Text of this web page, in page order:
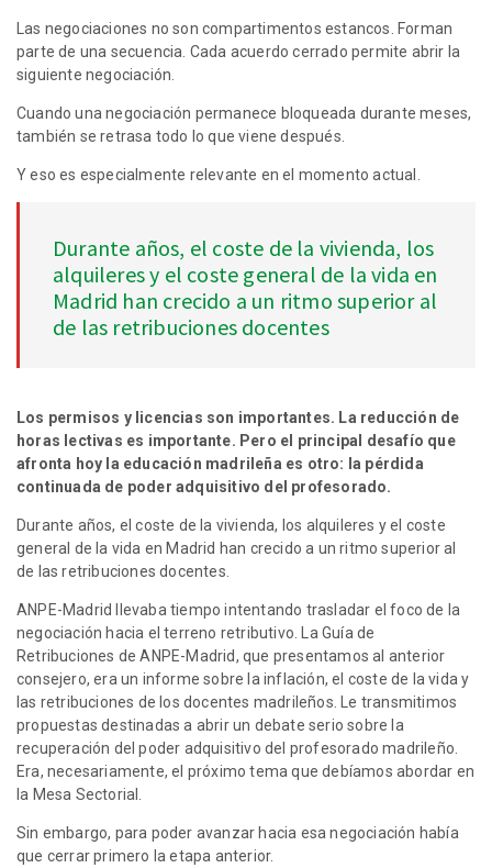
Las negociaciones no son compartimentos estancos. Forman
parte de una secuencia. Cada acuerdo cerrado permite abrir la
siguiente negociación.
Cuando una negociación permanece bloqueada durante meses,
también se retrasa todo lo que viene después.
Y eso es especialmente relevante en el momento actual.
Durante años, el coste de la vivienda, los
alquileres y el coste general de la vida en
Madrid han crecido a un ritmo superior al
de las retribuciones docentes
Los permisos y licencias son importantes. La reducción de
horas lectivas es importante. Pero el principal desafío que
afronta hoy la educación madrileña es otro: la pérdida
continuada de poder adquisitivo del profesorado.
Durante años, el coste de la vivienda, los alquileres y el coste
general de la vida en Madrid han crecido a un ritmo superior al
de las retribuciones docentes.
ANPE-Madrid llevaba tiempo intentando trasladar el foco de la
negociación hacia el terreno retributivo. La Guía de
Retribuciones de ANPE-Madrid, que presentamos al anterior
consejero, era un informe sobre la inflación, el coste de la vida y
las retribuciones de los docentes madrileños. Le transmitimos
propuestas destinadas a abrir un debate serio sobre la
recuperación del poder adquisitivo del profesorado madrileño.
Era, necesariamente, el próximo tema que debíamos abordar en
la Mesa Sectorial.
Sin embargo, para poder avanzar hacia esa negociación había
que cerrar primero la etapa anterior.